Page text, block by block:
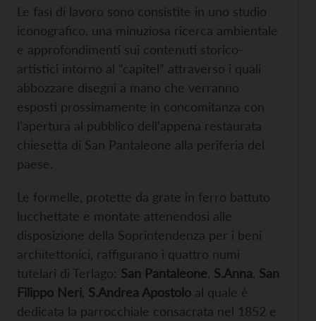
Le fasi di lavoro sono consistite in uno studio
iconografico, una minuziosa ricerca ambientale
e approfondimenti sui contenuti storico-
artistici intorno al “capitel” attraverso i quali
abbozzare disegni a mano che verranno
esposti prossimamente in concomitanza con
l’apertura al pubblico dell’appena restaurata
chiesetta di San Pantaleone alla periferia del
paese.
Le formelle, protette da grate in ferro battuto
lucchettate e montate attenendosi alle
disposizione della Soprintendenza per i beni
architettonici, raffigurano i quattro numi
tutelari di Terlago: San Pantaleone S.Anna San
Filippo Neri S.Andrea Apostolo al quale è
dedicata la parrocchiale consacrata nel 1852 e